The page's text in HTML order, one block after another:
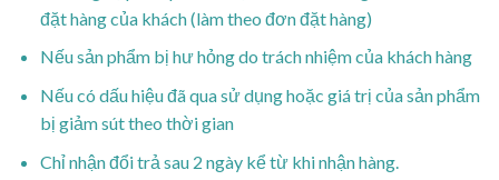
đặt hàng của khách (làm theo đơn đặt hàng)
Nếu sản phẩm bị hư hỏng do trách nhiệm của khách hàng
Nếu có dấu hiệu đã qua sử dụng hoặc giá trị của sản phẩm
bị giảm sút theo thời gian
Chỉ nhận đổi trả sau 2 ngày kể từ khi nhận hàng.